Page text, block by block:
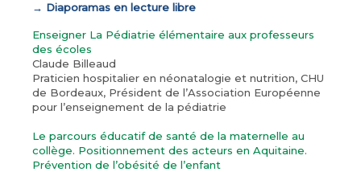
→ Diaporamas en lecture libre
Enseigner La Pédiatrie élémentaire aux professeurs
des écoles
Claude Billeaud
Praticien hospitalier en néonatalogie et nutrition, CHU
de Bordeaux, Président de l’Association Européenne
pour l’enseignement de la pédiatrie
Le parcours éducatif de santé de la maternelle au
collège. Positionnement des acteurs en Aquitaine.
Prévention de l’obésité de l’enfant